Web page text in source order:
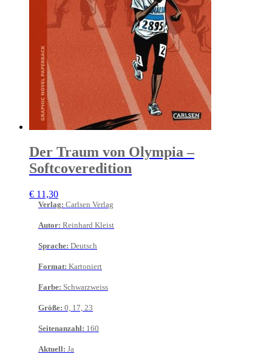
Der Traum von Olympia –
Softcoveredition
€ 11,30
Verlag: Carlsen Verlag
Autor: Reinhard Kleist
Sprache: Deutsch
Format: Kartoniert
Farbe: Schwarzweiss
Größe: 0, 17, 23
Seitenanzahl: 160
Aktuell: Ja